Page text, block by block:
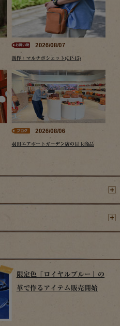
2026/08/07
新作：マルチポシェット(CP-15)
2026/08/06
羽田エアポートガーデン店の目玉商品
限定色「ロイヤルブルー」の
革で作るアイテム販売開始